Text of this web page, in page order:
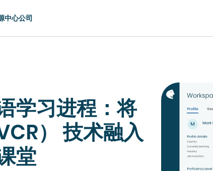
中心公司
Kong (English)
(English)
(English)
(English)
EUROPE, MIDDLE EAST & AFRICA
Česká republika (English)
Deutschland (Deutsch)
España (Español)
学习进程：将
） 技术融入
堂